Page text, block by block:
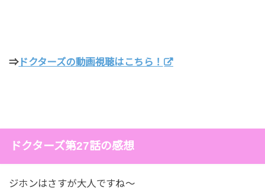
⇒ドクターズの動画視聴はこちら！
ドクターズ第27話の感想
ジホンはさすが大人ですね～